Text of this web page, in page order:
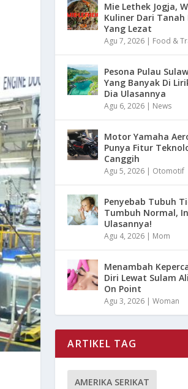
Mie Lethek Jogja,
Kuliner Dari Tanah
Yang Lezat
Agu 7, 2026 | Food &
Pesona Pulau
Yang Banyak Di
Dia Ulasannya
Agu 6, 2026 | News
Motor Yamaha
Punya Fitur
Canggih
Agu 5, 2026 | Otomotif
Penyebab Tubuh
Tumbuh Normal,
Ulasannya!
Agu 4, 2026 | Mom
Menambah
Diri Lewat Sulam
On Point
Agu 3, 2026 |Woman
ARTIKEL TAG
AMERIKA SERIKAT